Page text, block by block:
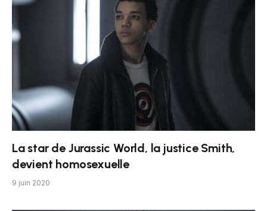
La star de Jurassic World, la justice Smith,
devient homosexuelle
9 juin 2020